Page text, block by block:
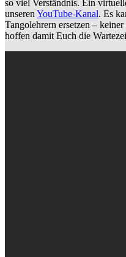
so viel Verständnis. Ein
unseren YouTube-Kanal. Es
Tangolehrern ersetzen –
hoffen damit Euch die